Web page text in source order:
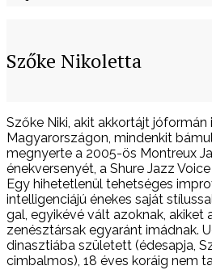
Szőke Nikoletta
Skip
to
content
Szőke Niki, akit akkortájt
Magyarországon, mindenkit
megnyerte a 2005-ös Montreux
énekversenyét, a Shure Jazz
Egy hihetetlenül tehetséges
intelligenciájú énekes saját
gal, egyikévé vált azoknak, akiket
zenésztársak egyaránt imádnak.
dinasztiába született (édesapja,
cimbalmos), 18 éves koráig nem